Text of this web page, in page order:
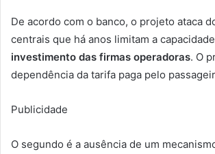
De acordo com o banco, o projeto ataca
centrais que há anos limitam a
investimento das firmas operadoras. O
dependência da tarifa paga pelo
Publicidade
O segundo é a ausência de um